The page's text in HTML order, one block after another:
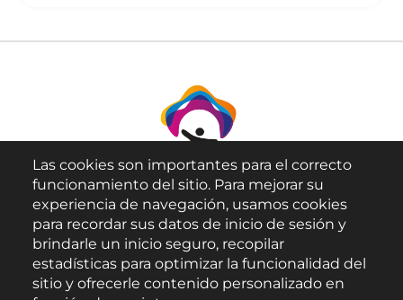
Aviso Legal
Política de Privacidad
Las cookies son importantes para el correcto
funcionamiento del sitio. Para mejorar su
experiencia de navegación, usamos cookies
para recordar sus datos de inicio de sesión y
brindarle un inicio seguro, recopilar
estadísticas para optimizar la funcionalidad del
sitio y ofrecerle contenido personalizado en